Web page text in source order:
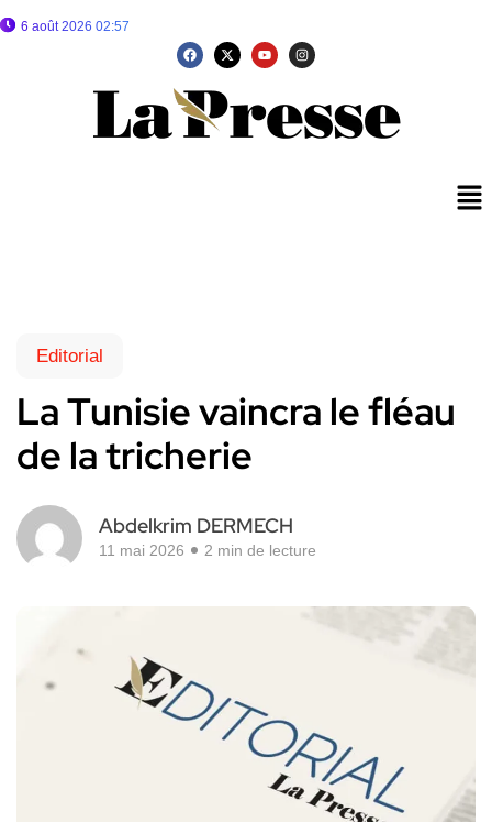
6 août 2026 02:57
Editorial
La Tunisie vaincra le fléau
de la tricherie
Abdelkrim DERMECH
11 mai 2026 2 min de lecture